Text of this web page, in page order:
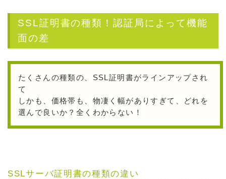
SSL証明書の種類！認証局によって機能
面の差
たくさんの種類の、SSL証明書がラインアップされ
て
しかも、価格帯も、物凄く幅がありすぎて、どれを
選んで良いか？全くわからない！
SSLサーバ証明書の種類の違い